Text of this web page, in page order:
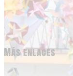
Más enlaces